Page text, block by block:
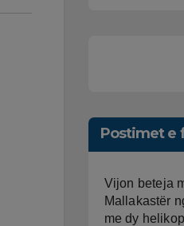
Postimet e
Vijon beteja
Mallakastër
me dy